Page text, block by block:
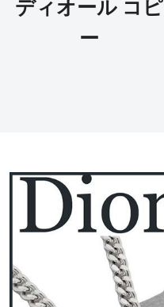
ディオール コピ
ー